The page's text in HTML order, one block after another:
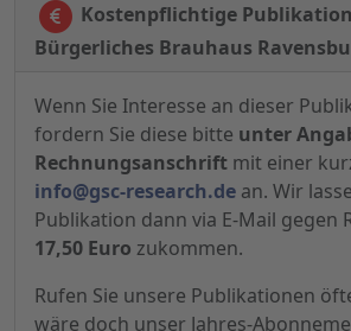
Kostenpflichtige
Bürgerliches Brauhaus
Wenn Sie Interesse an dieser
fordern Sie diese bitte unter
Rechnungsanschrift mit einer
info@gsc-research.de an. Wir
Publikation dann via E-Mail gegen
17,50 Euro zukommen.
Rufen Sie unsere Publikationen
wäre doch unser Jahres-